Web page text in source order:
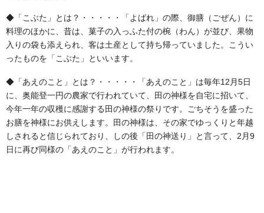
おります。風雨に強い頑丈な生
地を使用し、職人の手で美しい家紋や文字(お名前·奉納年月日な
ど)を染め上げます。
の「復元新調」も大歓迎です。
まずはお気軽にご相談ください!
詳しくはこちら
◆「こぶた」とは？・・・・・「よばれ」の際、御膳（ごぜん）に
料理のほかに、昔は、菓子の入っふた付の椀（わん）が並び、果物
入りの袋も添えられ、客は土産として持ち帰っていました。こうい
ったものを「こぶた」といいます。
◆「あえのこと」とは？・・・・・「あえのこと」は毎年12月5日
に、奥能登一円の農家で行われていて、田の神様を自宅に招いて、
今年一年の収穫に感謝する田の神様の祭りです。ごちそうを盛った
お膳を神様にお供えします。田の神様は、その家でゆっくりと年越
しされると信じられており、しの後「田の神送り」と言って、2月9
日に再び同様の「あえのこと」が行われます。